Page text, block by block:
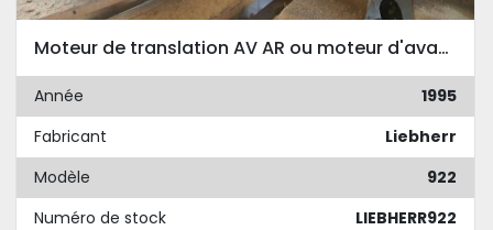
Moteur de translation AV AR ou moteur d'avancement Liebherr 922
Année
1995
Fabricant
Liebherr
Modèle
922
Numéro de stock
LIEBHERR922